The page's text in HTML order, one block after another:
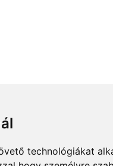
technológiákat